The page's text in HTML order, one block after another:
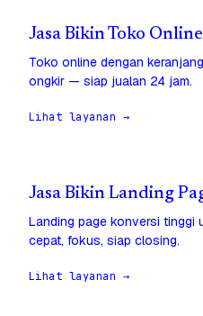
Jasa Bikin Toko
Toko online dengan
ongkir — siap jualan 24 jam.
Lihat layanan →
Jasa Bikin Landing
Landing page konversi tinggi
cepat, fokus, siap closing.
Lihat layanan →